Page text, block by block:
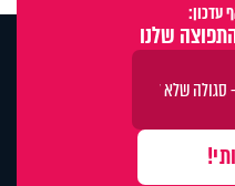
עדכון:
שלנו